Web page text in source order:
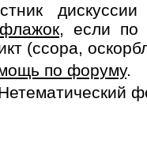
, если по
(ссора,
по форуму.